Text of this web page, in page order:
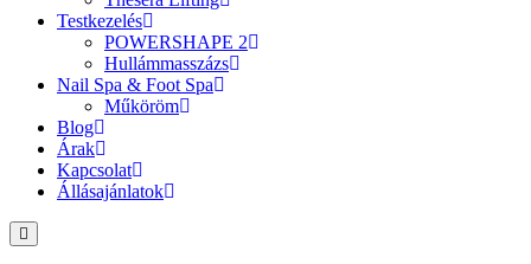
Testkezelés
POWERSHAPE 2
Hullámmasszázs
Nail Spa & Foot Spa
Műköröm
Blog
Árak
Kapcsolat
Állásajánlatok